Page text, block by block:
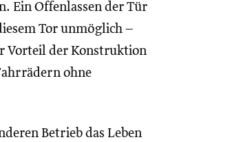
Ein Offenlassen der Tür
Tor unmöglich –
Vorteil der Konstruktion
ohne
Betrieb das Leben